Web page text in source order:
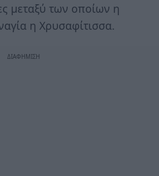
μεταξύ των οποίων η
η Χρυσαφίτισσα.